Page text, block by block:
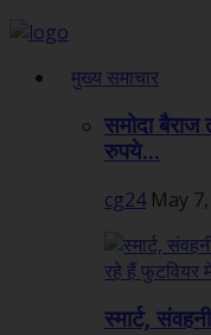
मुख्य समाचार
समोदा
रुपये...
cg24 May
स्मार्ट,